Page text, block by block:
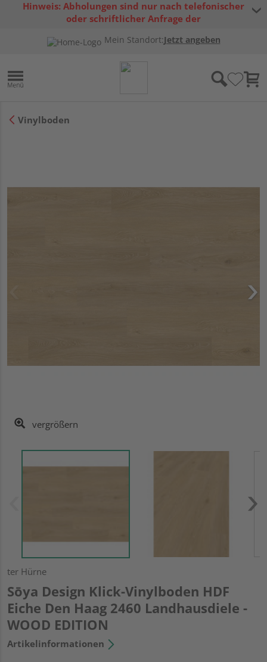
Hinweis: Abholungen sind nur nach telefonischer
oder schriftlicher Anfrage der
Mein Standort:Jetzt angeben
Vinylboden
vergrößern
ter Hürne
Sōya Design Klick-Vinylboden HDF
Eiche Den Haag 2460 Landhausdiele -
WOOD EDITION
Artikelinformationen